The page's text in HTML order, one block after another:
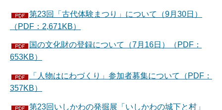
第23回「古代体験まつり」について（9月30日）
（PDF：2,671KB）
国の文化財の登録について（7月16日）（PDF：
653KB）
「人物はにわづくり」参加者募集について（PDF：
357KB）
第23回いしかわの発掘展「いしかわの城下と村」